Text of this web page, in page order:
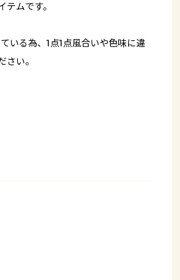
ムです。
いる為、1点1点風合いや色味に違
い。